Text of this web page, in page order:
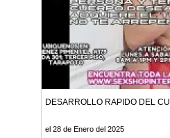
DESARROLLO RAPIDO DEL
el 28 de Enero del 2025